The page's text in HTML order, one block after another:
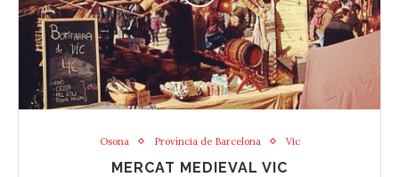
Osona Província de Barcelona Vic
MERCAT MEDIEVAL VIC